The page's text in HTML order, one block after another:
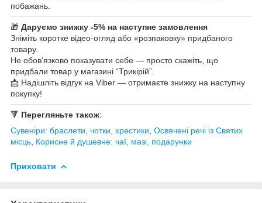
побажань.
🎁 Даруємо знижку -5% на наступне замовлення
Зніміть коротке відео-огляд або «розпаковку» придбаного
товару.
Не обов’язково показувати себе — просто скажіть, що
придбали товар у магазині “Трикірій”.
📩 Надішліть відгук на Viber — отримаєте знижку на наступну
покупку!
🔻 Перегляньте також:
Сувеніри: браслети, чотки, хрестики Освячені речі із Святих
місць Корисне й душевне: чаї, мазі, подарунки
Приховати